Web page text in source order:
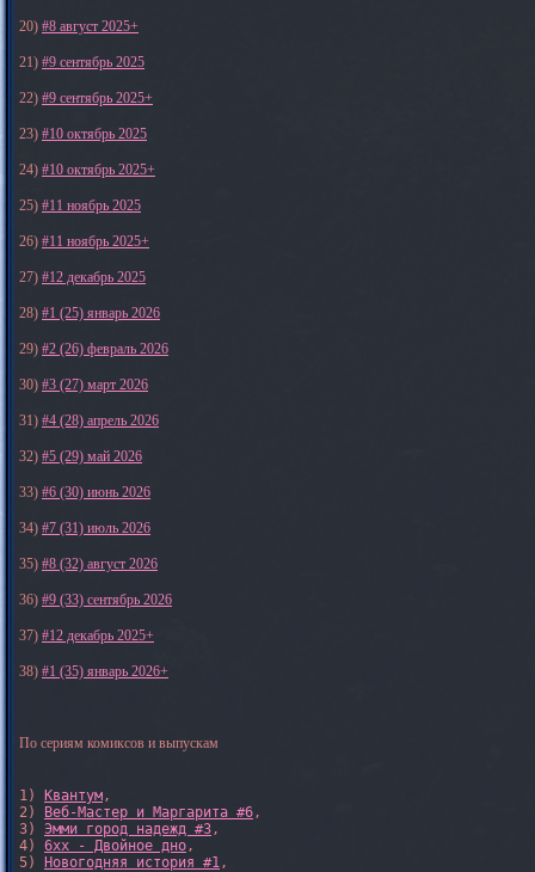
20) #8 август 2025+
21) #9 сентябрь 2025
22) #9 сентябрь 2025+
23) #10 октябрь 2025
24) #10 октябрь 2025+
25) #11 ноябрь 2025
26) #11 ноябрь 2025+
27) #12 декабрь 2025
28) #1 (25) январь 2026
29) #2 (26) февраль 2026
30) #3 (27) март 2026
31) #4 (28) апрель 2026
32) #5 (29) май 2026
33) #6 (30) июнь 2026
34) #7 (31) июль 2026
35) #8 (32) август 2026
36) #9 (33) сентябрь 2026
37) #12 декабрь 2025+
38) #1 (35) январь 2026+
По сериям комиксов и выпускам
1) Квантум,
2)
Веб-Мастер и Маргарита #6,
3) Эмми город надежд #3,
4) 6xx - Двойное дно,
5)
Новогодняя история #1,